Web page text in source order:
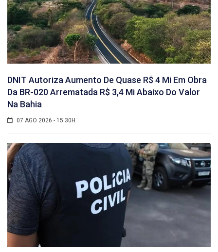
DNIT Autoriza Aumento De Quase R$ 4 Mi Em Obra
Da BR-020 Arrematada R$ 3,4 Mi Abaixo Do Valor
Na Bahia
07 AGO 2026 - 15:30H